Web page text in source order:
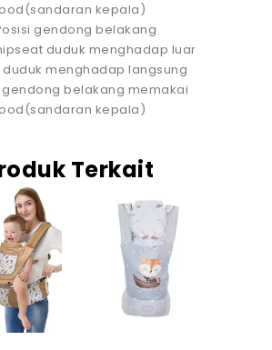
kepala)
gendong belakang
duduk menghadap luar
duduk menghadap langsung
gendong belakang memakai
kepala)
Terkait